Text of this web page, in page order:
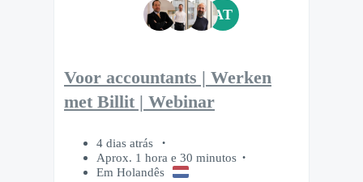
AT
Voor accountants | Werken
met Billit | Webinar
4 dias atrás
Aprox. 1 hora e 30 minutos
Em Holandês